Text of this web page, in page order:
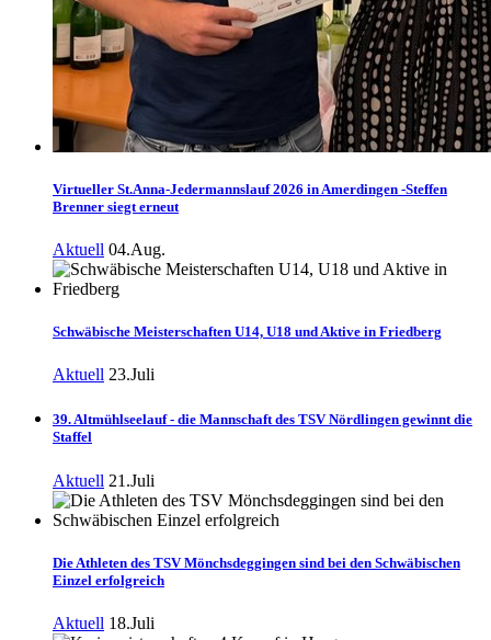
Virtueller St.Anna-Jedermannslauf 2026 in Amerdingen -Steffen
Brenner siegt erneut
Aktuell 04.Aug.
Schwäbische Meisterschaften U14, U18 und Aktive in Friedberg
Aktuell 23.Juli
39. Altmühlseelauf - die Mannschaft des TSV Nördlingen gewinnt die
Staffel
Aktuell 21.Juli
Die Athleten des TSV Mönchsdeggingen sind bei den Schwäbischen
Einzel erfolgreich
Aktuell 18.Juli